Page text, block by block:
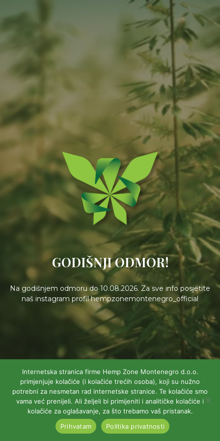
GODIŠNJI ODMOR!
Na godišnjem odmoru do 10.08.2026. Za sve info posjetite
naš instagram profil hempzonemontenegro_official
Internetska stranica firme Hemp Zone Montenegro d.o.o.
primjenjuje kolačiće (i kolačiće trećih osoba), koji su nužno
potrebni za nesmetan rad internetske stranice. Te kolačiće smo
vama već prenijeli. Ali željeli bi primijeniti i analitičke kolačiće i
kolačiće za oglašavanje, za što trebamo vaš pristanak.
Prihvatam
Politika privatnosti